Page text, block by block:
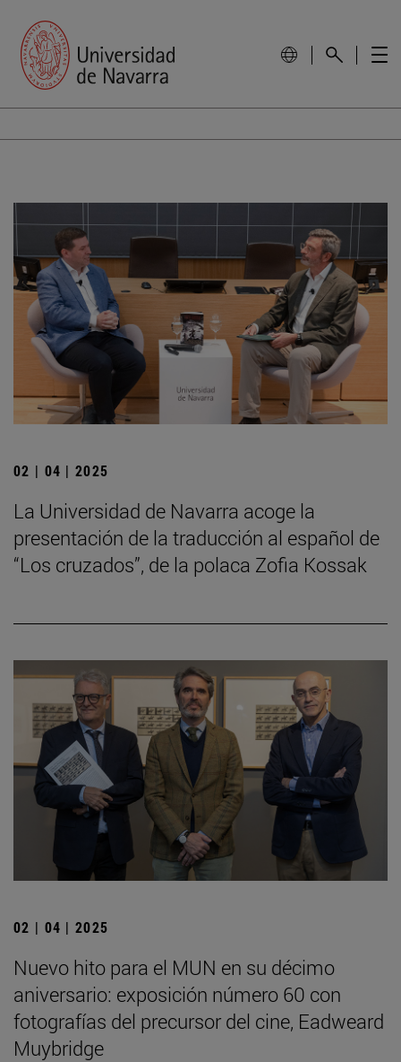
02 | 04 | 2025
La Universidad de Navarra acoge la
presentación de la traducción al español de
“Los cruzados”, de la polaca Zofia Kossak
02 | 04 | 2025
Nuevo hito para el MUN en su décimo
aniversario: exposición número 60 con
fotografías del precursor del cine, Eadweard
Muybridge